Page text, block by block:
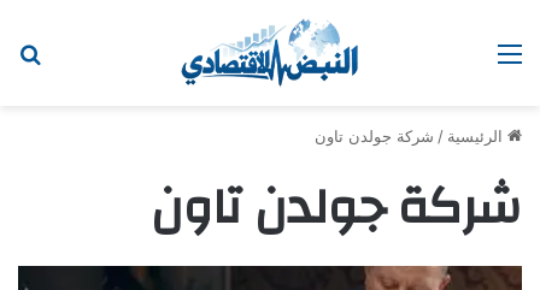
القائمة
الرئيسية / شركة جولدن تاون
شركة جولدن تاون